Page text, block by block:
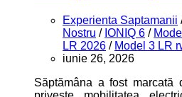
Experienta Saptamanii
Nostru / IONIQ 6 /
LR 2026 / Model 3 LR
iunie 26, 2026
Săptămâna a fost marcată